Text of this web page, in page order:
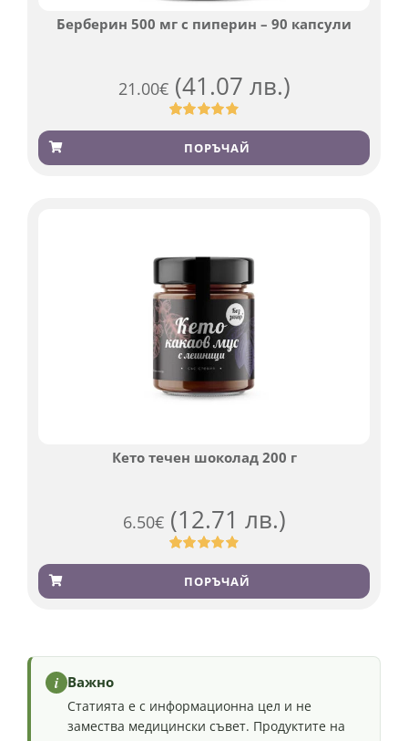
Берберин 500 мг с пиперин – 90 капсули
21.00€ (41.07 лв.)
Оценен
4.84 от 5,
базирано
369
ПОРЪЧАЙ
Кето течен шоколад 200 г
6.50€ (12.71 лв.)
Оценен
4.91 от 5,
базирано на
501
ПОРЪЧАЙ
i Важно
Статията е с информационна цел и не
замества медицински съвет. Продуктите на